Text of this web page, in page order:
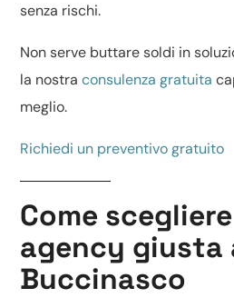
senza rischi.
Non serve buttare soldi in
la nostraconsulenza gratuita
meglio.
Richiedi un preventivo gratuito
Come
agency giusta
Buccinasco